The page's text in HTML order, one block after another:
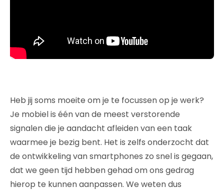
Heb jij soms moeite om je te focussen op je werk?
Je mobiel is één van de meest verstorende
signalen die je aandacht afleiden van een taak
waarmee je bezig bent. Het is zelfs onderzocht dat
de ontwikkeling van smartphones zo snel is gegaan,
dat we geen tijd hebben gehad om ons gedrag
hierop te kunnen aanpassen. We weten dus